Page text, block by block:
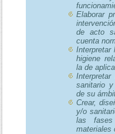
Elaborar
de acto
cuenta
Interpretar
higiene
la de
sanitario
de su
Crear,
y/o
las
materiales